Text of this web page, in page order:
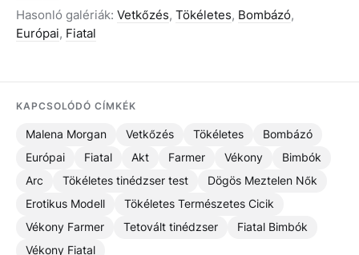
Hasonló galériák: Vetkőzés, Tökéletes, Bombázó,
Európai, Fiatal
KAPCSOLÓDÓ CÍMKÉK
Malena Morgan Vetkőzés Tökéletes
Bombázó
Európai
Fiatal Akt Farmer Vékony
Bimbók
Arc
Tökéletes tinédzser test
Dögös Meztelen Nők
Erotikus Modell
Tökéletes Természetes Cicik
Vékony Farmer
Tetovált tinédzser
Fiatal Bimbók
Vékony Fiatal